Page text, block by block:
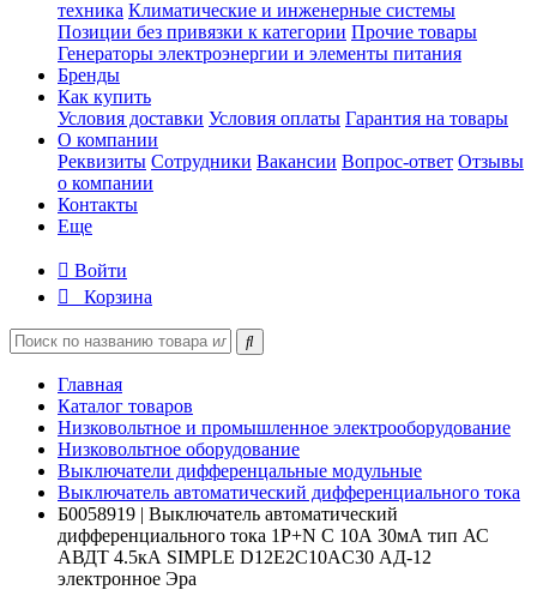
техника Климатические и инженерные системы
Позиции без привязки к категории Прочие товары
Генераторы электроэнергии и элементы питания
Бренды
Как купить
Условия доставки Условия оплаты Гарантия на товары
О компании
Реквизиты Сотрудники Вакансии Вопрос-ответ Отзывы
о компании
Контакты
Еще
Войти
Корзина
Главная
Каталог товаров
Низковольтное и промышленное электрооборудование
Низковольтное оборудование
Выключатели дифференцальные модульные
Выключатель автоматический дифференциального тока
Б0058919 | Выключатель автоматический
дифференциального тока 1P+N C 10А 30мА тип АС
АВДТ 4.5кА SIMPLE D12E2C10AC30 АД-12
электронное Эра